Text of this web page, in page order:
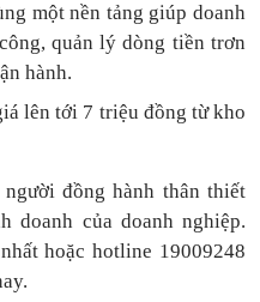
một nền tảng giúp doanh
quản lý dòng tiền trơn
hành.
lên tới 7 triệu đồng từ kho
đồng hành thân thiết
doanh của doanh nghiệp.
hoặc hotline 19009248